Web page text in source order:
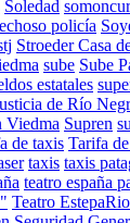
Soledad
policía
Stroeder Casa
sube Sube
estatales
de Río
Viedma Supren
de taxis Tarifa
taxis taxis
teatro españa
Teatro